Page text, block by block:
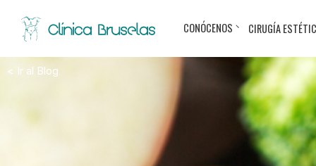
CONÓCENOS CIRUGÍA
< Ir al Blog